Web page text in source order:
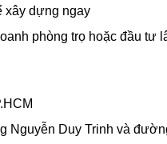
xây dựng ngay
phòng trọ hoặc đầu tư
Nguyễn Duy Trinh và